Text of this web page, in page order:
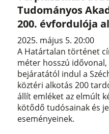
Tudományos
200. évfordulója
2025. május 5. 20:00
A Határtalan történet
méter hosszú idővonal,
bejáratától indul a
köztéri alkotás 200
állít emléket az elmúlt
kötődő tudósainak és
eseményeinek.